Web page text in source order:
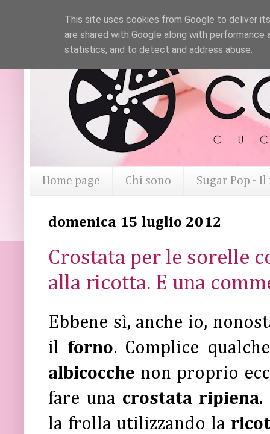
Home page Chi sono Sugar Pop -
domenica 15 luglio 2012
Crostata per le sorelle
alla ricotta. E una
Ebbene sì, anche io,
il forno. Complice
albicocche non proprio
fare una crostata ripiena.
la frolla utilizzando la
This site uses cookies from Google to deliver
are shared with Google along with
statistics, and to detect and address abuse.